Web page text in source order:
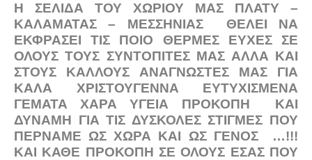
Η ΣΕΛΙΔΑ ΤΟΥ ΧΩΡΙΟΥ ΜΑΣ ΠΛΑΤΥ –
ΚΑΛΑΜΑΤΑΣ – ΜΕΣΣΗΝΙΑΣ ΘΕΛΕΙ ΝΑ
ΕΚΦΡΑΣΕΙ ΤΙΣ ΠΟΙΟ ΘΕΡΜΕΣ ΕΥΧΕΣ ΣΕ
ΟΛΟΥΣ ΤΟΥΣ ΣΥΝΤΟΠΙΤΕΣ ΜΑΣ ΑΛΛΑ ΚΑΙ
ΣΤΟΥΣ ΚΑΛΛΟΥΣ ΑΝΑΓΝΩΣΤΕΣ ΜΑΣ ΓΙΑ
ΚΑΛΑ ΧΡΙΣΤΟΥΓΕΝΝΑ ΕΥΤΥΧΙΣΜΕΝΑ
ΓΕΜΑΤΑ ΧΑΡΑ ΥΓΕΙΑ ΠΡΟΚΟΠΗ ΚΑΙ
ΔΥΝΑΜΗ ΓΙΑ ΤΙΣ ΔΥΣΚΟΛΕΣ ΣΤΙΓΜΕΣ ΠΟΥ
ΠΕΡΝΑΜΕ ΩΣ ΧΩΡΑ ΚΑΙ ΩΣ ΓΕΝΟΣ …!!!
ΚΑΙ ΚΑΘΕ ΠΡΟΚΟΠΗ ΣΕ ΟΛΟΥΣ ΕΣΑΣ ΠΟΥ